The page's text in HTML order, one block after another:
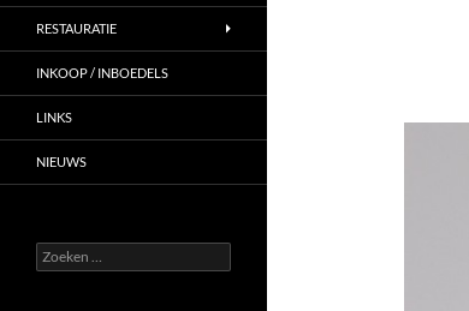
RESTAURATIE
INKOOP / INBOEDELS
LINKS
NIEUWS
Zoeken
naar: